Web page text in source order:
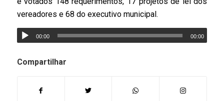
vereadores e 68 do executivo municipal.
00:00 00:00
Compartilhar